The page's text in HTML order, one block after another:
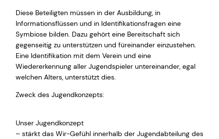
Diese Beteiligten müssen in der Ausbildung, in
Informationsflüssen und in Identifikationsfragen eine
Symbiose bilden. Dazu gehört eine Bereitschaft sich
gegenseitig zu unterstützen und füreinander einzustehen.
Eine Identifikation mit dem Verein und eine
Wiedererkennung aller Jugendspieler untereinander, egal
welchen Alters, unterstützt dies.
Zweck des Jugendkonzepts:
Unser Jugendkonzept
– stärkt das Wir-Gefühl innerhalb der Jugendabteilung des